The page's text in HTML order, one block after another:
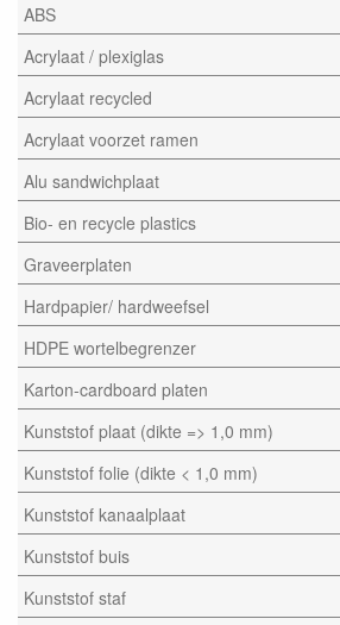
ABS
Acrylaat / plexiglas
Acrylaat recycled
Acrylaat voorzet ramen
Alu sandwichplaat
Bio- en recycle plastics
Graveerplaten
Hardpapier/ hardweefsel
HDPE wortelbegrenzer
Karton-cardboard platen
Kunststof plaat (dikte => 1,0 mm)
Kunststof folie (dikte < 1,0 mm)
Kunststof kanaalplaat
Kunststof buis
Kunststof staf